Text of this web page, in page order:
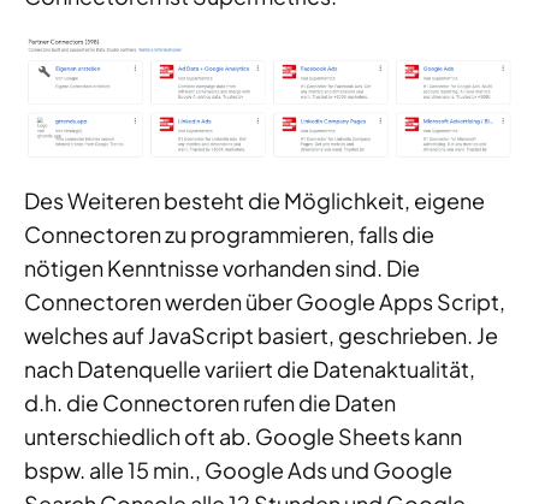
Des Weiteren besteht die Möglichkeit, eigene
Connectoren zu programmieren, falls die
nötigen Kenntnisse vorhanden sind. Die
Connectoren werden über Google Apps Script,
welches auf JavaScript basiert, geschrieben. Je
nach Datenquelle variiert die Datenaktualität,
d.h. die Connectoren rufen die Daten
unterschiedlich oft ab. Google Sheets kann
bspw. alle 15 min., Google Ads und Google